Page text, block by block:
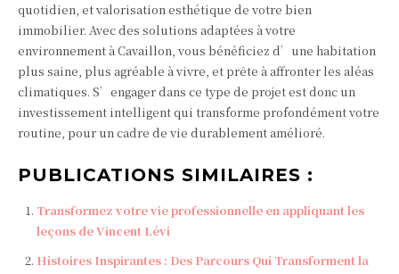
quotidien, et valorisation esthétique de votre bien
immobilier. Avec des solutions adaptées à votre
environnement à Cavaillon, vous bénéficiez d’une habitation
plus saine, plus agréable à vivre, et prête à affronter les aléas
climatiques. S’engager dans ce type de projet est donc un
investissement intelligent qui transforme profondément votre
routine, pour un cadre de vie durablement amélioré.
PUBLICATIONS SIMILAIRES :
Transformez votre vie professionnelle en appliquant les
leçons de Vincent Lévi
Histoires Inspirantes : Des Parcours Qui Transforment la